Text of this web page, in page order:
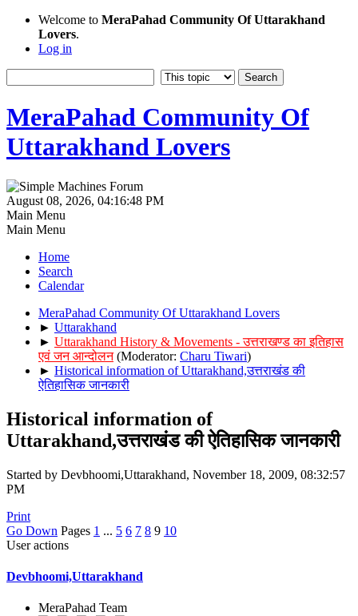
Welcome to MeraPahad Community Of Uttarakhand
Lovers.
Log in
MeraPahad Community Of
Uttarakhand Lovers
August 08, 2026, 04:16:48 PM
Main Menu
Main Menu
Home
Search
Calendar
MeraPahad Community Of Uttarakhand Lovers
► Uttarakhand
► Uttarakhand History & Movements - उत्तराखण्ड का इतिहास
एवं जन आन्दोलन (Moderator: Charu Tiwari)
► Historical information of Uttarakhand,उत्तराखंड की
ऐतिहासिक जानकारी
Historical information of
Uttarakhand,उत्तराखंड की ऐतिहासिक जानकारी
Started by Devbhoomi,Uttarakhand, November 18, 2009, 08:32:57
PM
Print
Go Down Pages 1 ... 5 6 7 8 9 10
User actions
Devbhoomi,Uttarakhand
MeraPahad Team